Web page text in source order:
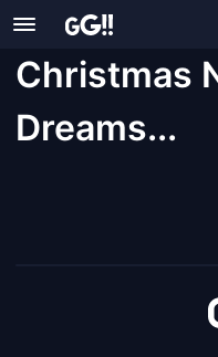
Christmas
Dreams...